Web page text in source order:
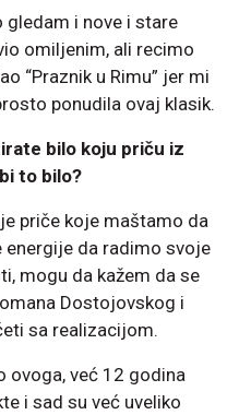
gledam i nove i stare
omiljenim, ali recimo
“Praznik u Rimu” jer mi
ponudila ovaj klasik.
bilo koju priču iz
to bilo?
priče koje maštamo da
da radimo svoje
mogu da kažem da se
Dostojovskog i
sa realizacijom.
ovoga, već 12 godina
i sad su već uveliko